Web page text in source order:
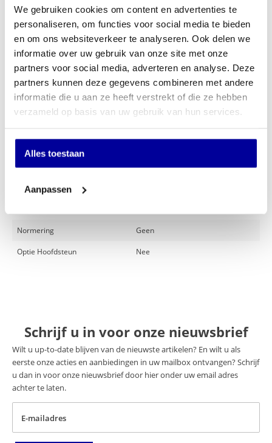
We gebruiken cookies om content en advertenties te
personaliseren, om functies voor social media te bieden
en om ons websiteverkeer te analyseren. Ook delen we
informatie over uw gebruik van onze site met onze
partners voor social media, adverteren en analyse. Deze
partners kunnen deze gegevens combineren met andere
informatie die u aan ze heeft verstrekt of die ze hebben
verzameld op basis van uw gebruik van hun services.
Alles toestaan
Aanpassen
Armleggers breedte: 58 cm
€
INCL BTW: €349,00
EX BTW: €288,43
In mijn winkelwagen
Specificaties
Normering Geen
Optie Hoofdsteun Nee
Schrijf u in voor onze nieuwsbrief
Wilt u up-to-date blijven van de nieuwste artikelen? En wilt u als
eerste onze acties en aanbiedingen in uw mailbox ontvangen? Schrijf
u dan in voor onze nieuwsbrief door hier onder uw email adres
achter te laten.
E-mailadres